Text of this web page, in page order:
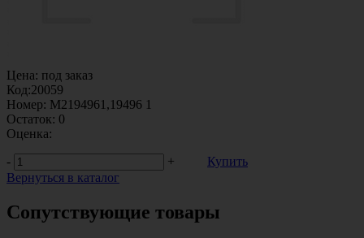
Цена: под заказ
Код:20059
Номер: M2194961,19496 1
Остаток: 0
Оценка:
-
+
Купить
Вернуться в каталог
Сопутствующие товары